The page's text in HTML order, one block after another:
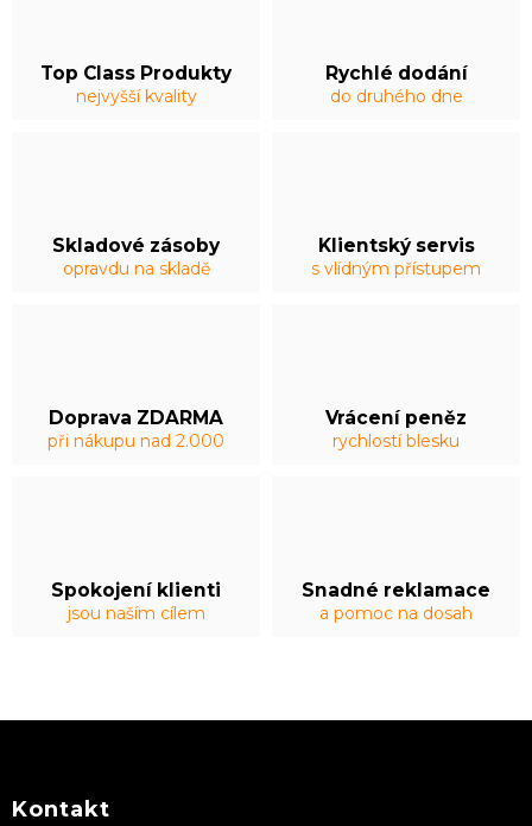
Top Class Produkty
nejvyšší kvality
Rychlé dodání
do druhého dne
Skladové zásoby
opravdu na skladě
Klientský servis
s vlídným přístupem
Doprava ZDARMA
při nákupu nad 2.000
Vrácení peněz
rychlostí blesku
Spokojení klienti
jsou naším cílem
Snadné reklamace
a pomoc na dosah
aKontakt